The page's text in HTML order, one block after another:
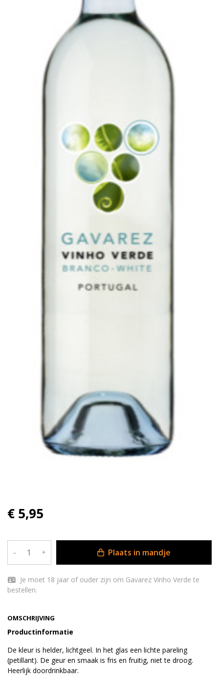
OMSCHRIJVING
Productinformatie
De kleur is helder, lichtgeel. In het glas een lichte pareling
(petillant). De geur en smaak is fris en fruitig, niet te droog.
Heerlijk doordrinkbaar.
€ 5,95
– + Plaats in mandje
bestellen.